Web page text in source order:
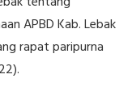
APBD Kab. Lebak
rapat paripurna